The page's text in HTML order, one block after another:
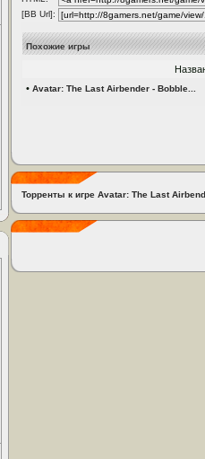
[BB Url]:
Похожие игры
• Avatar: The Last Airbender - Bobble...
Торренты к игре Avatar: The Last